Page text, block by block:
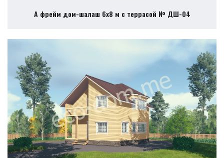
А фрейм дом-шалаш 6х8 м с террасой № ДШ-04